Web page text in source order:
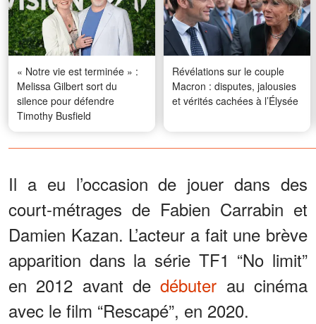
« Notre vie est terminée » :
Melissa Gilbert sort du
silence pour défendre
Timothy Busfield
Révélations sur le couple
Macron : disputes, jalousies
et vérités cachées à l’Élysée
Il a eu l’occasion de jouer dans des
court-métrages de Fabien Carrabin et
Damien Kazan. L’acteur a fait une brève
apparition dans la série TF1 “No limit”
en 2012 avant dedébuter au cinéma
avec le film “Rescapé”, en 2020.